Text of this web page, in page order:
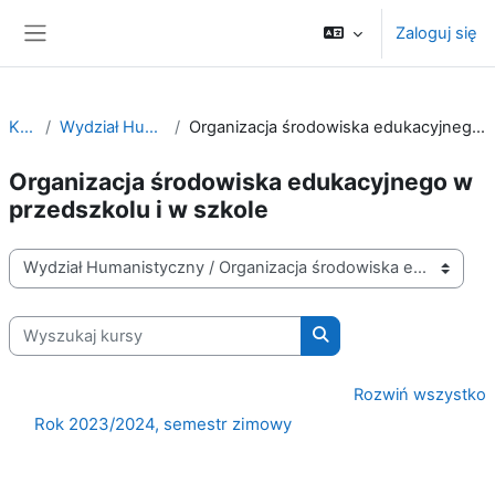
Zaloguj się
Kursy Wydział Humanistyczny Organizacja środowiska edukacyjnego w przedszkolu i w szkole
Organizacja środowiska edukacyjnego w
przedszkolu i w szkole
Kategorie kursów
Wyszukaj kursy
Wyszukaj kursy
Rozwiń wszystko
Rok 2023/2024, semestr zimowy